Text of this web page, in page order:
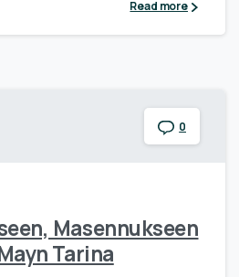
Read more
0
Masennukseen
Tarina